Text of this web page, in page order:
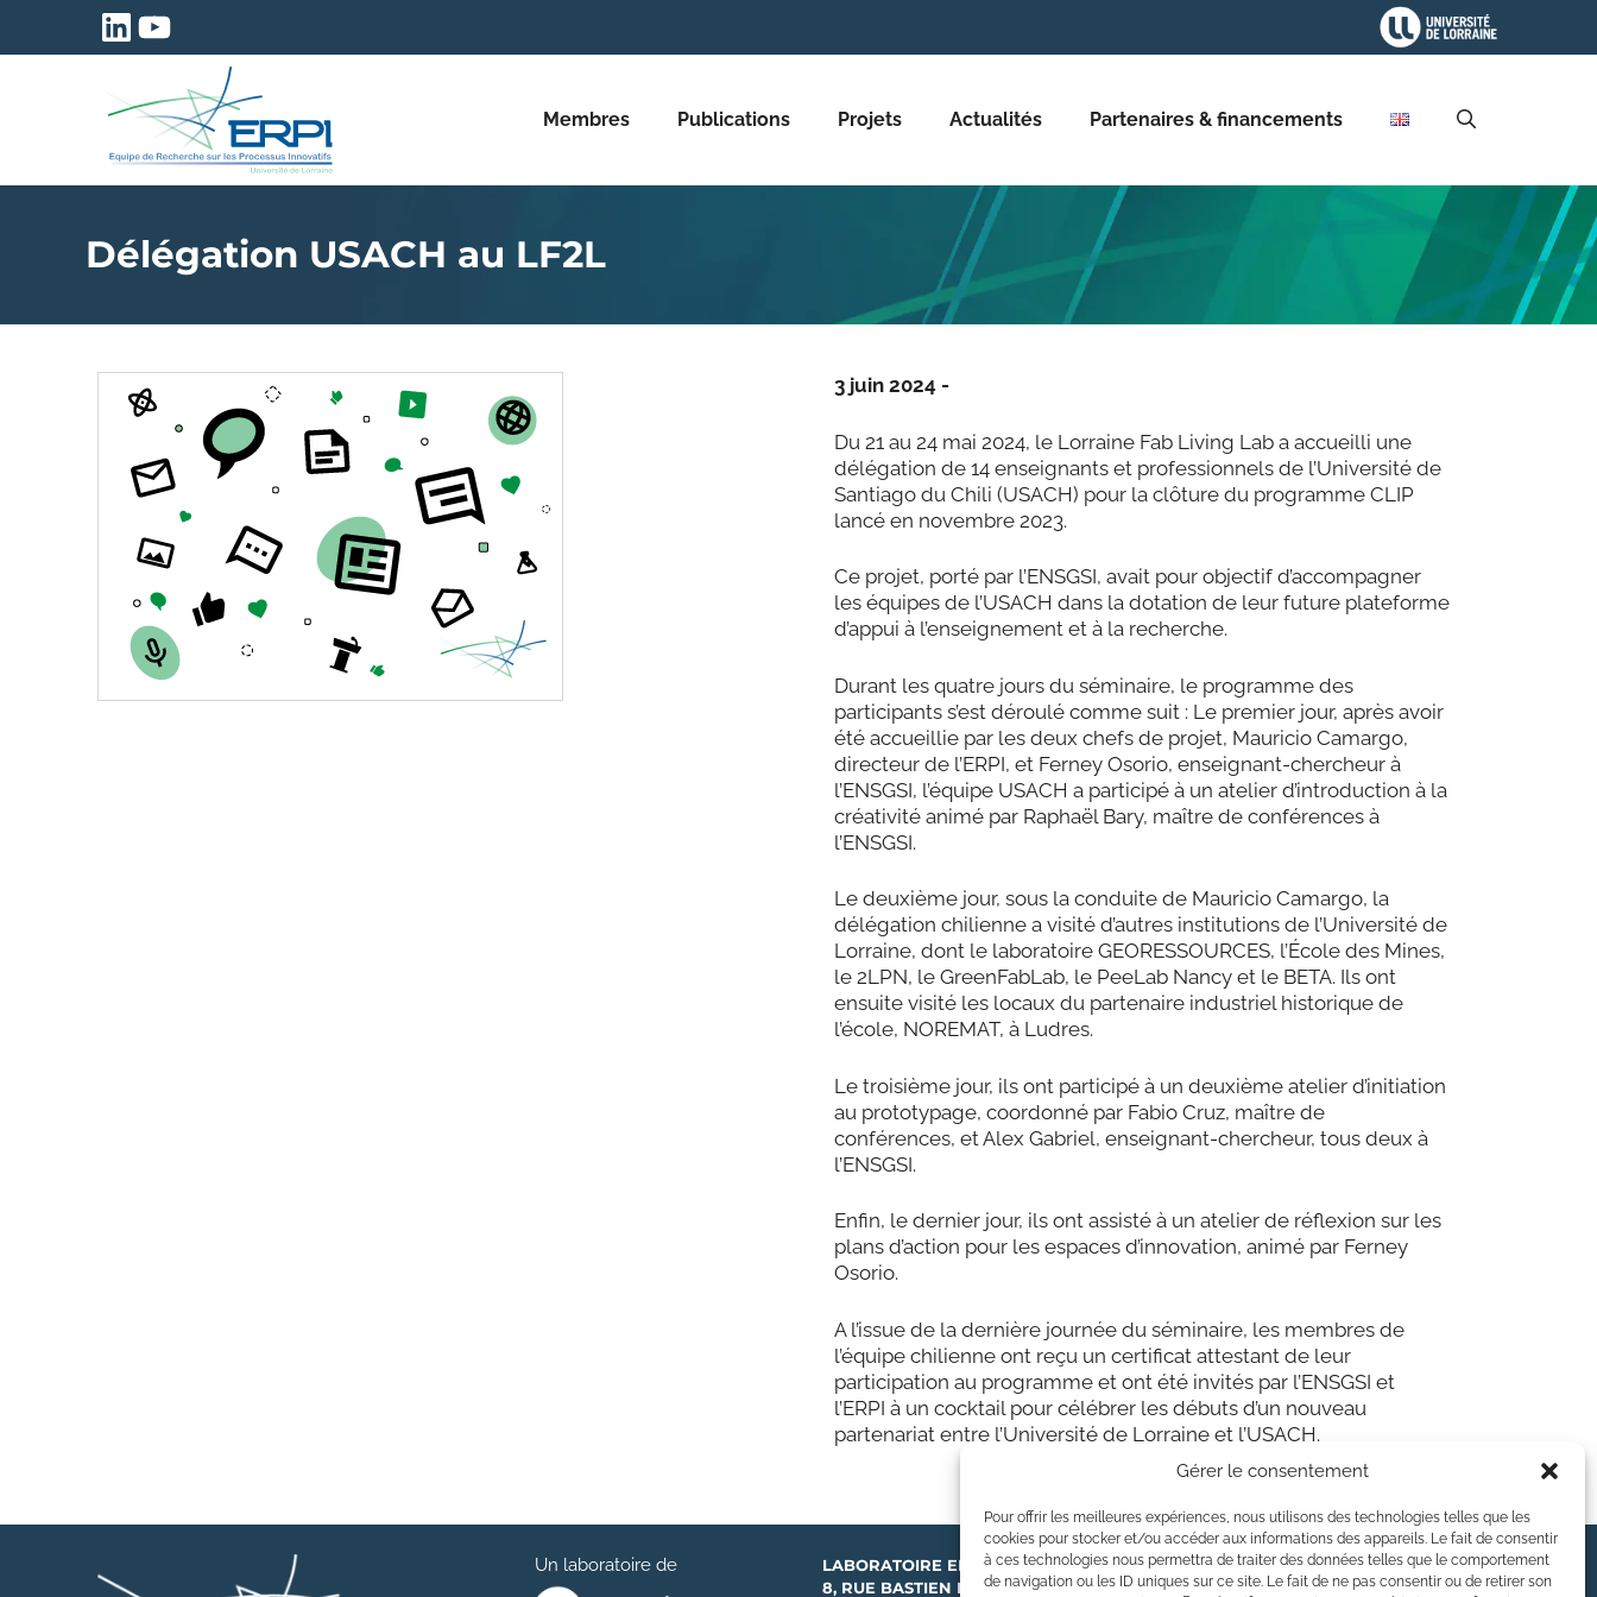
Gérer le consentement
Pour offrir les meilleures expériences, nous utilisons des technologies telles que les
cookies pour stocker et/ou accéder aux informations des appareils. Le fait de consentir
à ces technologies nous permettra de traiter des données telles que le comportement
de navigation ou les ID uniques sur ce site. Le fait de ne pas consentir ou de retirer son
LinkedInYouTube
Membres Publications Projets Actualités Partenaires & financements
Délégation USACH au LF2L
3 juin 2024 -
Du 21 au 24 mai 2024, le Lorraine Fab Living Lab a accueilli une
délégation de 14 enseignants et professionnels de l’Université de
Santiago du Chili (USACH) pour la clôture du programme CLIP
lancé en novembre 2023.
Ce projet, porté par l’ENSGSI, avait pour objectif d’accompagner
les équipes de l’USACH dans la dotation de leur future plateforme
d’appui à l’enseignement et à la recherche.
Durant les quatre jours du séminaire, le programme des
participants s’est déroulé comme suit : Le premier jour, après avoir
été accueillie par les deux chefs de projet, Mauricio Camargo,
directeur de l’ERPI, et Ferney Osorio, enseignant-chercheur à
l’ENSGSI, l’équipe USACH a participé à un atelier d’introduction à la
créativité animé par Raphaël Bary, maître de conférences à
l’ENSGSI.
Le deuxième jour, sous la conduite de Mauricio Camargo, la
délégation chilienne a visité d’autres institutions de l’Université de
Lorraine, dont le laboratoire GEORESSOURCES, l’École des Mines,
le 2LPN, le GreenFabLab, le PeeLab Nancy et le BETA. Ils ont
ensuite visité les locaux du partenaire industriel historique de
l’école, NOREMAT, à Ludres.
Le troisième jour, ils ont participé à un deuxième atelier d’initiation
au prototypage, coordonné par Fabio Cruz, maître de
conférences, et Alex Gabriel, enseignant-chercheur, tous deux à
l’ENSGSI.
Enfin, le dernier jour, ils ont assisté à un atelier de réflexion sur les
plans d’action pour les espaces d’innovation, animé par Ferney
Osorio.
A l’issue de la dernière journée du séminaire, les membres de
l’équipe chilienne ont reçu un certificat attestant de leur
participation au programme et ont été invités par l’ENSGSI et
l’ERPI à un cocktail pour célébrer les débuts d’un nouveau
partenariat entre l’Université de Lorraine et l’USACH.
Un laboratoire de
LABORATOIRE ERPI
8, RUE BASTIEN LEPAGE
LinkedIn YouTube